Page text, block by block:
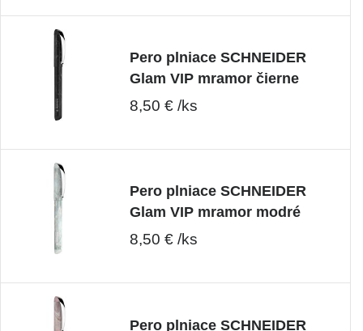
Pero plniace SCHNEIDER
Glam VIP mramor čierne
8,50 € /ks
Pero plniace SCHNEIDER
Glam VIP mramor modré
8,50 € /ks
Pero plniace SCHNEIDER